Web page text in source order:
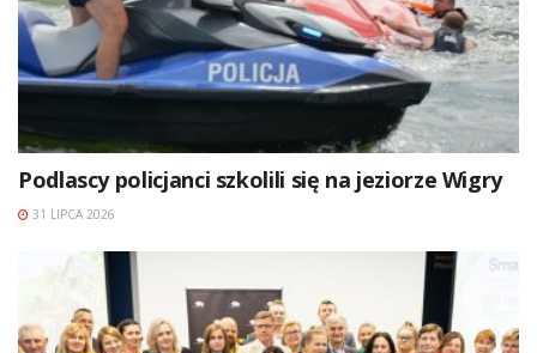
Podlascy policjanci szkolili się na jeziorze Wigry
31 LIPCA 2026